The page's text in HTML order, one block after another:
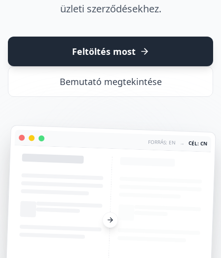
üzleti szerződésekhez.
Feltöltés most
Bemutató megtekintése
FORRÁS: EN → CÉL: CN